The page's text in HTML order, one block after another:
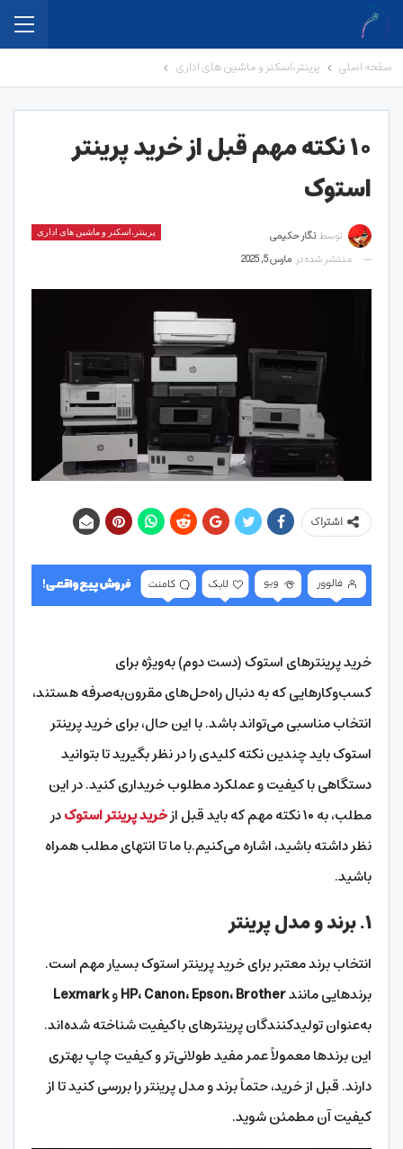
صفحه اصلی پرینتر،اسکنر و ماشین های اداری
۱۰ نکته مهم قبل از خرید پرینتر
استوک
پرینتر،اسکنر و ماشین های اداری توسط نگار حکیمی
منتشر شده در مارس 5, 2025
اشتراک
خرید پرینترهای استوک (دست دوم) به‌ویژه برای
کسب‌وکارهایی که به دنبال راه‌حل‌های مقرون‌به‌صرفه هستند،
انتخاب مناسبی می‌تواند باشد. با این حال، برای خرید پرینتر
استوک باید چندین نکته کلیدی را در نظر بگیرید تا بتوانید
دستگاهی با کیفیت و عملکرد مطلوب خریداری کنید. در این
مطلب، به ۱۰ نکته مهم که باید قبل از
خرید پرینتر استوکدر
نظر داشته باشید، اشاره می‌کنیم.با ما تا انتهای مطلب همراه
باشید.
۱. برند و مدل پرینتر
انتخاب برند معتبر برای خرید پرینتر استوک بسیار مهم است.
برندهایی مانندHP، Canon، Epson، BrotherوLexmark
به‌عنوان تولیدکنندگان پرینترهای باکیفیت شناخته شده‌اند.
این برندها معمولاً عمر مفید طولانی‌تر و کیفیت چاپ بهتری
دارند. قبل از خرید، حتماً برند و مدل پرینتر را بررسی کنید تا از
کیفیت آن مطمئن شوید.